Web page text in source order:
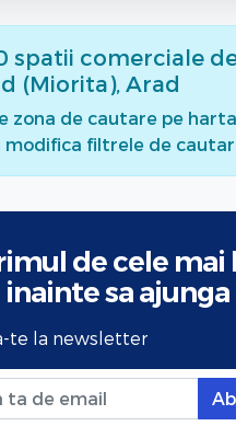
spatii comerciale
(Miorita), Arad
zona de cautare pe
modifica filtrele de
de cele mai
inainte sa
te la newsletter